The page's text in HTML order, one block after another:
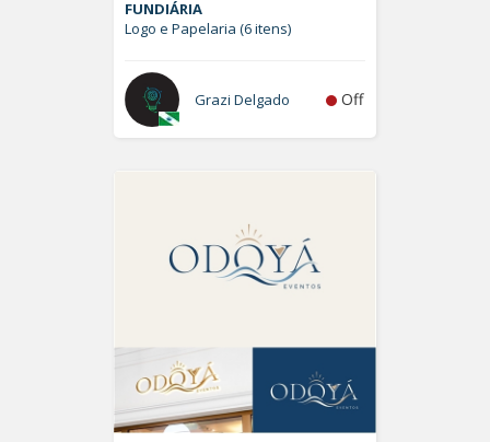
FUNDIÁRIA
Logo e Papelaria (6 itens)
Grazi Delgado Off